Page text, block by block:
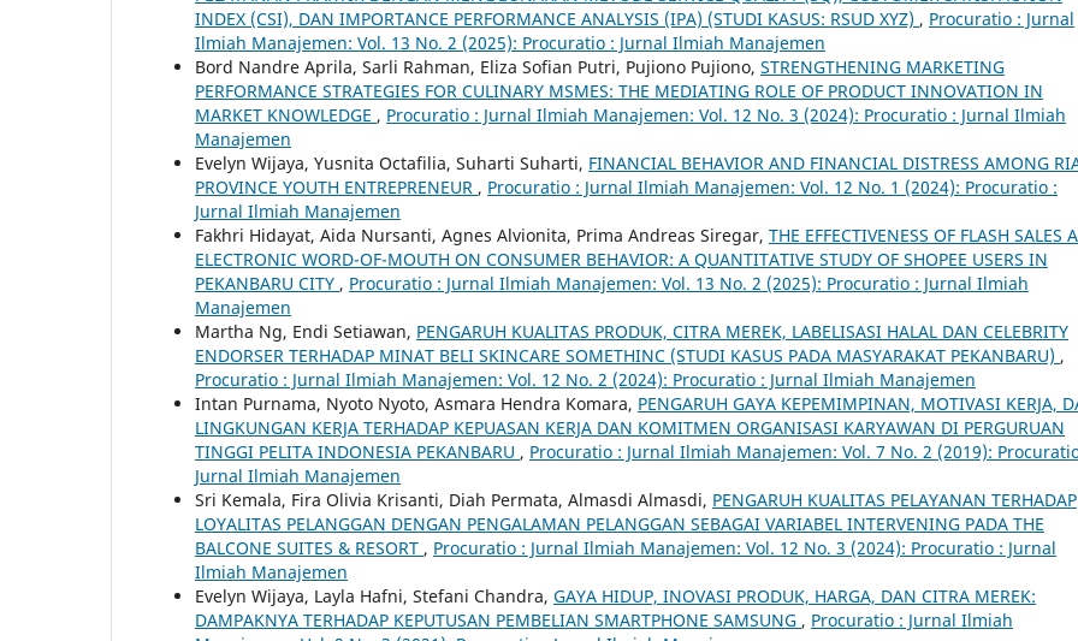
INDEX (CSI), DAN IMPORTANCE PERFORMANCE ANALYSIS (IPA) (STUDI KASUS: RSUD XYZ) , Procuratio : Jurnal
Ilmiah Manajemen: Vol. 13 No. 2 (2025): Procuratio : Jurnal Ilmiah Manajemen
Bord Nandre Aprila, Sarli Rahman, Eliza Sofian Putri, Pujiono Pujiono, STRENGTHENING MARKETING
PERFORMANCE STRATEGIES FOR CULINARY MSMES: THE MEDIATING ROLE OF PRODUCT INNOVATION IN
MARKET KNOWLEDGE , Procuratio : Jurnal Ilmiah Manajemen: Vol. 12 No. 3 (2024): Procuratio : Jurnal Ilmiah
Manajemen
Evelyn Wijaya, Yusnita Octafilia, Suharti Suharti, FINANCIAL BEHAVIOR AND FINANCIAL DISTRESS AMONG
PROVINCE YOUTH ENTREPRENEUR , Procuratio : Jurnal Ilmiah Manajemen: Vol. 12 No. 1 (2024): Procuratio :
Jurnal Ilmiah Manajemen
Fakhri Hidayat, Aida Nursanti, Agnes Alvionita, Prima Andreas Siregar, THE EFFECTIVENESS OF FLASH SALES
ELECTRONIC WORD-OF-MOUTH ON CONSUMER BEHAVIOR: A QUANTITATIVE STUDY OF SHOPEE USERS IN
PEKANBARU CITY , Procuratio : Jurnal Ilmiah Manajemen: Vol. 13 No. 2 (2025): Procuratio : Jurnal Ilmiah
Manajemen
Martha Ng, Endi Setiawan, PENGARUH KUALITAS PRODUK, CITRA MEREK, LABELISASI HALAL DAN CELEBRITY
ENDORSER TERHADAP MINAT BELI SKINCARE SOMETHINC (STUDI KASUS PADA MASYARAKAT PEKANBARU) ,
Procuratio : Jurnal Ilmiah Manajemen: Vol. 12 No. 2 (2024): Procuratio : Jurnal Ilmiah Manajemen
Intan Purnama, Nyoto Nyoto, Asmara Hendra Komara, PENGARUH GAYA KEPEMIMPINAN, MOTIVASI KERJA,
LINGKUNGAN KERJA TERHADAP KEPUASAN KERJA DAN KOMITMEN ORGANISASI KARYAWAN DI PERGURUAN
TINGGI PELITA INDONESIA PEKANBARU , Procuratio : Jurnal Ilmiah Manajemen: Vol. 7 No. 2 (2019):
Jurnal Ilmiah Manajemen
Sri Kemala, Fira Olivia Krisanti, Diah Permata, Almasdi Almasdi, PENGARUH KUALITAS PELAYANAN TERHADAP
LOYALITAS PELANGGAN DENGAN PENGALAMAN PELANGGAN SEBAGAI VARIABEL INTERVENING PADA THE
BALCONE SUITES & RESORT , Procuratio : Jurnal Ilmiah Manajemen: Vol. 12 No. 3 (2024): Procuratio : Jurnal
Ilmiah Manajemen
Evelyn Wijaya, Layla Hafni, Stefani Chandra, GAYA HIDUP, INOVASI PRODUK, HARGA, DAN CITRA MEREK:
DAMPAKNYA TERHADAP KEPUTUSAN PEMBELIAN SMARTPHONE SAMSUNG , Procuratio : Jurnal Ilmiah